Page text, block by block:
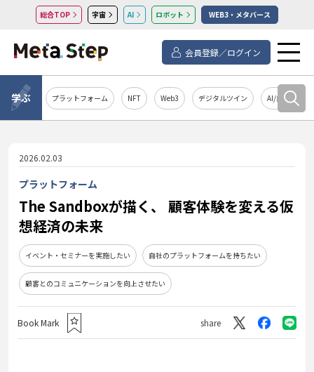
総合TOP 宇宙 AI ロボット WEB3・メタバース
会員登録／ログイン
学ぶ プラットフォーム NFT Web3 デジタルツイン AI/自然言語処
2026.02.03
プラットフォーム
The Sandboxが描く、 顧客体験を変える仮
想経済の未来
イベント・セミナーを実施したい 自社のプラットフォームを持ちたい
顧客とのコミュニケーションを向上させたい
Book Mark share